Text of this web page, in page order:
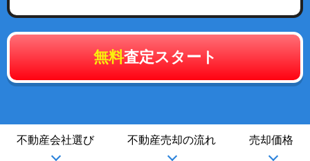
無料査定スタート
不動産会社選び 不動産売却の流れ 売却価格